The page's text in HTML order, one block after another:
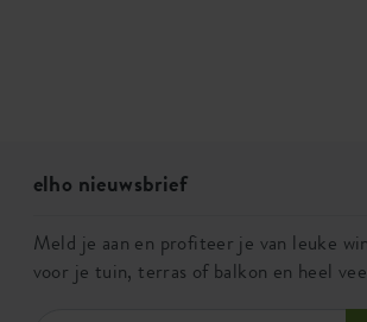
elho nieuwsbrief
Meld je aan en profiteer je van leuke
voor je tuin, terras of balkon en heel